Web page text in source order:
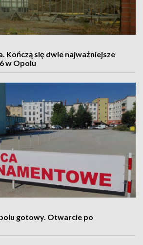
Kończą się dwie najważniejsze
w Opolu
gotowy. Otwarcie po